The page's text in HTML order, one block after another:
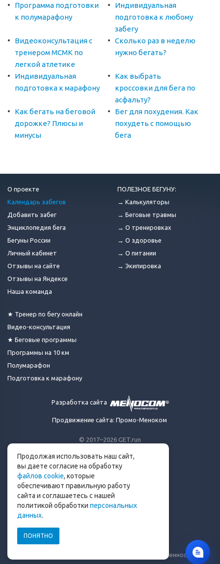
Программа подготовки
к полумарафону
Индивидуальная
подготовка к любому
забегу
Видеоконсультация с
тренером МСМК по
легкой атлетике
Сколько раз в неделю
нужно бегать?
Индивидуальная
подготовка к марафону
Как выбрать
кроссовки для бега по
асфальту?
Как бегать на беговой
дорожке? Плюсы и
минусы
Бег для похудения. Как
похудеть с помощью
бега
© 2017–2026 GET.run
Сделано с ❤ бегунами
для бегунов
Телеграм-канал Get.run
Беговой чат в Телеграм
info@get.run
Уведомление о рисках и ограничение ответственности
О проекте
Календарь забегов
Добавить забег
Энциклопедия бега
Бегуны России
Личный кабинет
Отзывы на сайте
Отзывы на Яндексе
Наша команда
★ Тренер по бегу онлайн
Видео-консультация
★ Беговые программы
Программы на 10 км
Полумарафон
Подготовка к марафону
ПОЛЕЗНОЕ БЕГУНУ:
→ Калькуляторы
→ Беговые травмы
→ О тренировках
→ О здоровье
→ О питании
→ Экипировка
Разработка сайта
Продвижение сайта: Промо-Меноком
Продолжая использовать наш сайт,
вы даете согласие на обработку
файлов cookie, которые
обеспечивают правильную работу
сайта и соглашаетесь с нашей
политикой обработки персональных
данных.
ПОНЯТНО